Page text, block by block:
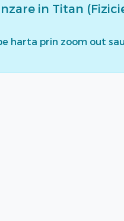
in Titan
harta prin zoom out